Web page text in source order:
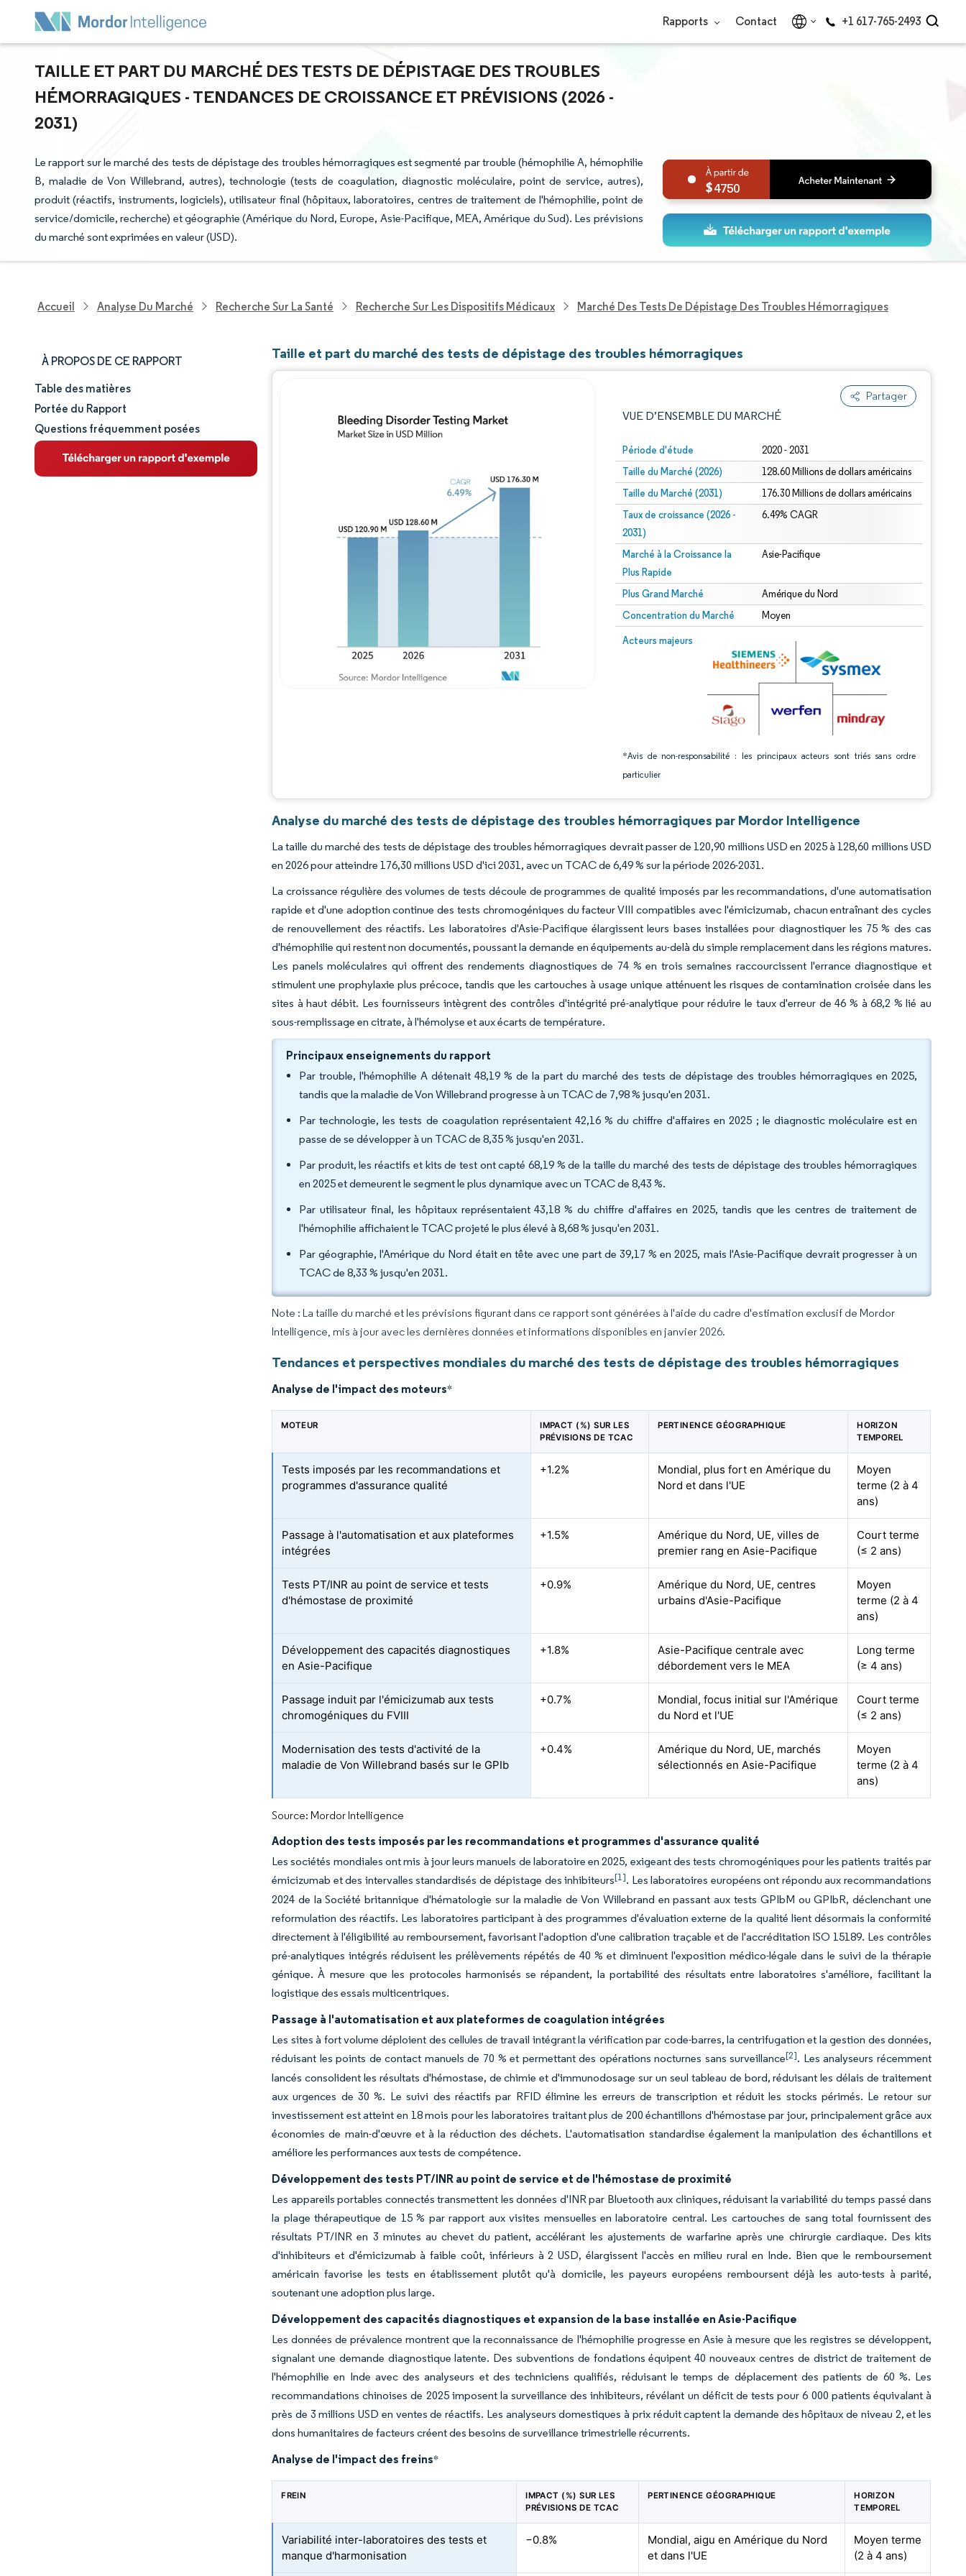
Rapports Contact +1 617-765-2493
TAILLE ET PART DU MARCHÉ DES TESTS DE DÉPISTAGE DES TROUBLES
HÉMORRAGIQUES - TENDANCES DE CROISSANCE ET PRÉVISIONS (2026 -
2031)
Le rapport sur le marché des tests de dépistage des troubles hémorragiques est segmenté par trouble (hémophilie A, hémophilie
B, maladie de Von Willebrand, autres), technologie (tests de coagulation, diagnostic moléculaire, point de service, autres),
produit (réactifs, instruments, logiciels), utilisateur final (hôpitaux, laboratoires, centres de traitement de l'hémophilie, point de
service/domicile, recherche) et géographie (Amérique du Nord, Europe, Asie-Pacifique, MEA, Amérique du Sud). Les prévisions
du marché sont exprimées en valeur (USD).
4750
Accueil Analyse Du Marché Recherche Sur La Santé Recherche Sur Les Dispositifs Médicaux Marché Des Tests De Dépistage Des Troubles Hémorragiques
À PROPOS DE CE RAPPORT
Taille et part de marché
Analyse du marché
Tendances et perspectives
Table des matières
Portée du Rapport
Questions fréquemment posées
Taille et part du marché des tests de dépistage des troubles hémorragiques
Partager
VUE D’ENSEMBLE DU MARCHÉ
Période d'étude 2020 - 2031
Taille du Marché (2026) 128.60 Millions de dollars américains
Taille du Marché (2031) 176.30 Millions de dollars américains
Taux de croissance (2026 -
2031)
6.49% CAGR
Marché à la Croissance la
Plus Rapide
Asie-Pacifique
Plus Grand Marché Amérique du Nord
Concentration du Marché Moyen
Acteurs majeurs
*Avis de non-responsabilité : les principaux acteurs sont triés sans ordre
particulier
Image © Mordor Intelligence. La réutilisation nécessite une attribution sous CC BY 4.0.
Image © Mordor Intelligence. La réutilisation nécessite une attribution sous CC BY 4.0.
Analyse du marché des tests de dépistage des troubles hémorragiques par Mordor Intelligence
La taille du marché des tests de dépistage des troubles hémorragiques devrait passer de 120,90 millions USD en 2025 à 128,60 millions USD
en 2026 pour atteindre 176,30 millions USD d'ici 2031, avec un TCAC de 6,49 % sur la période 2026-2031.
La croissance régulière des volumes de tests découle de programmes de qualité imposés par les recommandations, d'une automatisation
rapide et d'une adoption continue des tests chromogéniques du facteur VIII compatibles avec l'émicizumab, chacun entraînant des cycles
de renouvellement des réactifs. Les laboratoires d'Asie-Pacifique élargissent leurs bases installées pour diagnostiquer les 75 % des cas
d'hémophilie qui restent non documentés, poussant la demande en équipements au-delà du simple remplacement dans les régions matures.
Les panels moléculaires qui offrent des rendements diagnostiques de 74 % en trois semaines raccourcissent l'errance diagnostique et
stimulent une prophylaxie plus précoce, tandis que les cartouches à usage unique atténuent les risques de contamination croisée dans les
sites à haut débit. Les fournisseurs intègrent des contrôles d'intégrité pré-analytique pour réduire le taux d'erreur de 46 % à 68,2 % lié au
sous-remplissage en citrate, à l'hémolyse et aux écarts de température.
Principaux enseignements du rapport
Par trouble, l'hémophilie A détenait 48,19 % de la part du marché des tests de dépistage des troubles hémorragiques en 2025,
tandis que la maladie de Von Willebrand progresse à un TCAC de 7,98 % jusqu'en 2031.
Par technologie, les tests de coagulation représentaient 42,16 % du chiffre d'affaires en 2025 ; le diagnostic moléculaire est en
passe de se développer à un TCAC de 8,35 % jusqu'en 2031.
Par produit, les réactifs et kits de test ont capté 68,19 % de la taille du marché des tests de dépistage des troubles hémorragiques
en 2025 et demeurent le segment le plus dynamique avec un TCAC de 8,43 %.
Par utilisateur final, les hôpitaux représentaient 43,18 % du chiffre d'affaires en 2025, tandis que les centres de traitement de
l'hémophilie affichaient le TCAC projeté le plus élevé à 8,68 % jusqu'en 2031.
Par géographie, l'Amérique du Nord était en tête avec une part de 39,17 % en 2025, mais l'Asie-Pacifique devrait progresser à un
TCAC de 8,33 % jusqu'en 2031.
Note : La taille du marché et les prévisions figurant dans ce rapport sont générées à l'aide du cadre d'estimation exclusif de Mordor
Intelligence, mis à jour avec les dernières données et informations disponibles en janvier 2026.
Tendances et perspectives mondiales du marché des tests de dépistage des troubles hémorragiques
Analyse de l'impact des moteurs*
MOTEUR
IMPACT (%) SUR LES
PRÉVISIONS DE TCAC
PERTINENCE GÉOGRAPHIQUE
HORIZON
TEMPOREL
Tests imposés par les recommandations et
programmes d'assurance qualité
+1.2%
Mondial, plus fort en Amérique du
Nord et dans l'UE
Moyen
terme (2 à 4
ans)
Passage à l'automatisation et aux plateformes
intégrées
+1.5%
Amérique du Nord, UE, villes de
premier rang en Asie-Pacifique
Court terme
(≤ 2 ans)
Tests PT/INR au point de service et tests
d'hémostase de proximité
+0.9%
Amérique du Nord, UE, centres
urbains d'Asie-Pacifique
Moyen
terme (2 à 4
ans)
Développement des capacités diagnostiques
en Asie-Pacifique
+1.8%
Asie-Pacifique centrale avec
débordement vers le MEA
Long terme
(≥ 4 ans)
Passage induit par l'émicizumab aux tests
chromogéniques du FVIII
+0.7%
Mondial, focus initial sur l'Amérique
du Nord et l'UE
Court terme
(≤ 2 ans)
Modernisation des tests d'activité de la
maladie de Von Willebrand basés sur le GPIb
+0.4%
Amérique du Nord, UE, marchés
sélectionnés en Asie-Pacifique
Moyen
terme (2 à 4
ans)
Source: Mordor Intelligence
Adoption des tests imposés par les recommandations et programmes d'assurance qualité
Les sociétés mondiales ont mis à jour leurs manuels de laboratoire en 2025, exigeant des tests chromogéniques pour les patients traités par
émicizumab et des intervalles standardisés de dépistage des inhibiteurs[1]. Les laboratoires européens ont répondu aux recommandations
2024 de la Société britannique d'hématologie sur la maladie de Von Willebrand en passant aux tests GPIbM ou GPIbR, déclenchant une
reformulation des réactifs. Les laboratoires participant à des programmes d'évaluation externe de la qualité lient désormais la conformité
directement à l'éligibilité au remboursement, favorisant l'adoption d'une calibration traçable et de l'accréditation ISO 15189. Les contrôles
pré-analytiques intégrés réduisent les prélèvements répétés de 40 % et diminuent l'exposition médico-légale dans le suivi de la thérapie
génique. À mesure que les protocoles harmonisés se répandent, la portabilité des résultats entre laboratoires s'améliore, facilitant la
logistique des essais multicentriques.
Passage à l'automatisation et aux plateformes de coagulation intégrées
Les sites à fort volume déploient des cellules de travail intégrant la vérification par code-barres, la centrifugation et la gestion des données,
réduisant les points de contact manuels de 70 % et permettant des opérations nocturnes sans surveillance[2]. Les analyseurs récemment
lancés consolident les résultats d'hémostase, de chimie et d'immunodosage sur un seul tableau de bord, réduisant les délais de traitement
aux urgences de 30 %. Le suivi des réactifs par RFID élimine les erreurs de transcription et réduit les stocks périmés. Le retour sur
investissement est atteint en 18 mois pour les laboratoires traitant plus de 200 échantillons d'hémostase par jour, principalement grâce aux
économies de main-d'œuvre et à la réduction des déchets. L'automatisation standardise également la manipulation des échantillons et
améliore les performances aux tests de compétence.
Développement des tests PT/INR au point de service et de l'hémostase de proximité
Les appareils portables connectés transmettent les données d'INR par Bluetooth aux cliniques, réduisant la variabilité du temps passé dans
la plage thérapeutique de 15 % par rapport aux visites mensuelles en laboratoire central. Les cartouches de sang total fournissent des
résultats PT/INR en 3 minutes au chevet du patient, accélérant les ajustements de warfarine après une chirurgie cardiaque. Des kits
d'inhibiteurs et d'émicizumab à faible coût, inférieurs à 2 USD, élargissent l'accès en milieu rural en Inde. Bien que le remboursement
américain favorise les tests en établissement plutôt qu'à domicile, les payeurs européens remboursent déjà les auto-tests à parité,
soutenant une adoption plus large.
Développement des capacités diagnostiques et expansion de la base installée en Asie-Pacifique
Les données de prévalence montrent que la reconnaissance de l'hémophilie progresse en Asie à mesure que les registres se développent,
signalant une demande diagnostique latente. Des subventions de fondations équipent 40 nouveaux centres de district de traitement de
l'hémophilie en Inde avec des analyseurs et des techniciens qualifiés, réduisant le temps de déplacement des patients de 60 %. Les
recommandations chinoises de 2025 imposent la surveillance des inhibiteurs, révélant un déficit de tests pour 6 000 patients équivalant à
près de 3 millions USD en ventes de réactifs. Les analyseurs domestiques à prix réduit captent la demande des hôpitaux de niveau 2, et les
dons humanitaires de facteurs créent des besoins de surveillance trimestrielle récurrents.
Analyse de l'impact des freins*
FREIN
IMPACT (%) SUR LES
PRÉVISIONS DE TCAC
PERTINENCE GÉOGRAPHIQUE
HORIZON
TEMPOREL
Variabilité inter-laboratoires des tests et
manque d'harmonisation
−0.8%
Mondial, aigu en Amérique du Nord
et dans l'UE
Moyen terme
(2 à 4 ans)